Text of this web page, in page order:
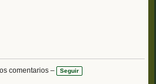
comentarios – Seguir